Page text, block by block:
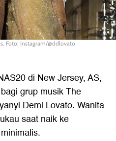
Foto: Instagram/@ddlovato
di New Jersey, AS,
grup musik The
Demi Lovato. Wanita
saat naik ke